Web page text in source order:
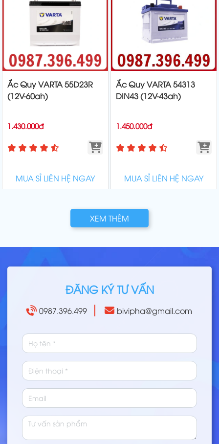
Ắc Quy VARTA 55D23R
(12V-60ah)
1.430.000đ
MUA SỈ LIÊN HỆ NGAY
Ắc Quy VARTA 54313
DIN43 (12V-43ah)
1.450.000đ
MUA SỈ LIÊN HỆ NGAY
XEM THÊM
ĐĂNG KÝ TƯ VẤN
0987.396.499 bivipha@gmail.com